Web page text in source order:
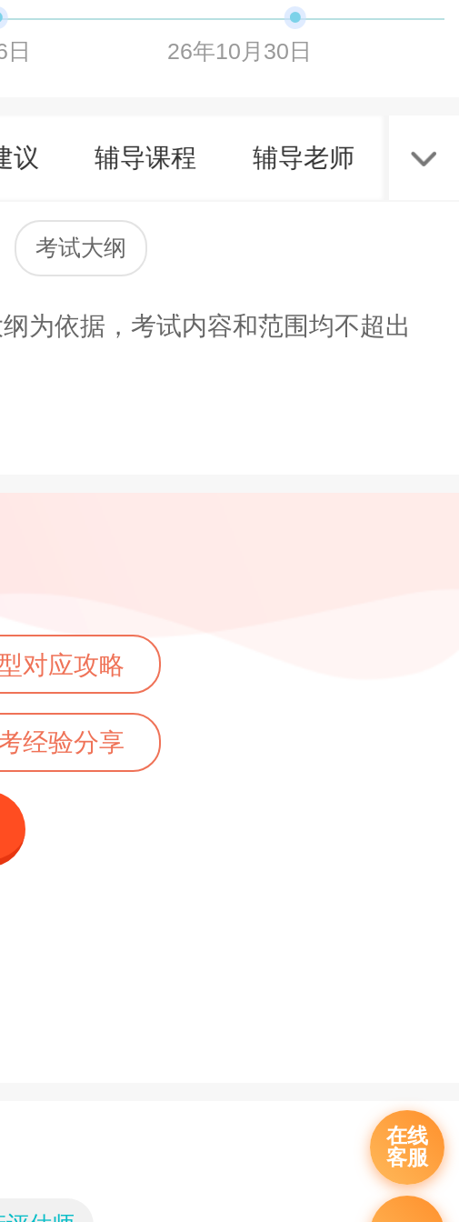
26年10月30日
议 辅导课程 辅导老师 考
考试大纲
依据，考试内容和范围均不超出
对应攻略
经验分享
在线
客服